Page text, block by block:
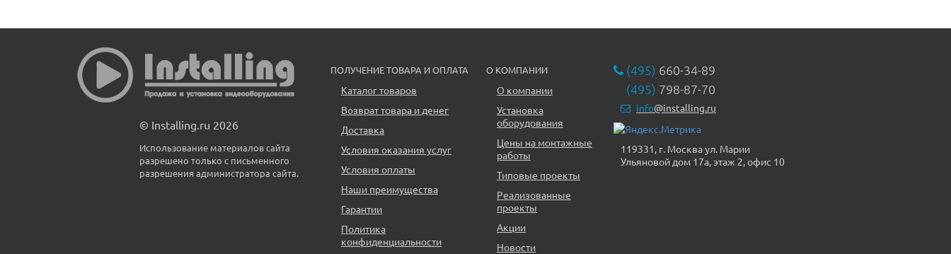
© Installing.ru 2026
Использование материалов сайта
разрешено только с письменного
разрешения администратора сайта.
ПОЛУЧЕНИЕ ТОВАРА И ОПЛАТА
Каталог товаров
Возврат товара и денег
Доставка
Условия оказания услуг
Условия оплаты
Наши преимущества
Гарантии
Политика
конфиденциальности
О КОМПАНИИ
О компании
Установка
оборудования
Цены на монтажные
работы
Типовые проекты
Реализованные
проекты
Акции
Новости
(495) 660-34-89
(495) 798-87-70
info@installing.ru
119331, г. Москва ул. Марии
Ульяновой дом 17а, этаж 2, офис 10